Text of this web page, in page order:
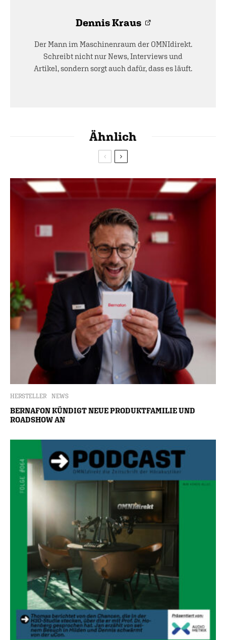
Dennis Kraus
Der Mann im Maschinenraum der OMNIdirekt.
Schreibt nicht nur News, Interviews und
Artikel, sondern sorgt auch dafür, dass es läuft.
Ähnlich
HERSTELLER NEWS
BERNAFON KÜNDIGT NEUE PRODUKTFAMILIE UND
ROADSHOW AN